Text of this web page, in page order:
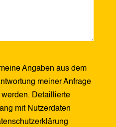
Angaben aus dem
meiner Anfrage
Detaillierte
mit Nutzerdaten